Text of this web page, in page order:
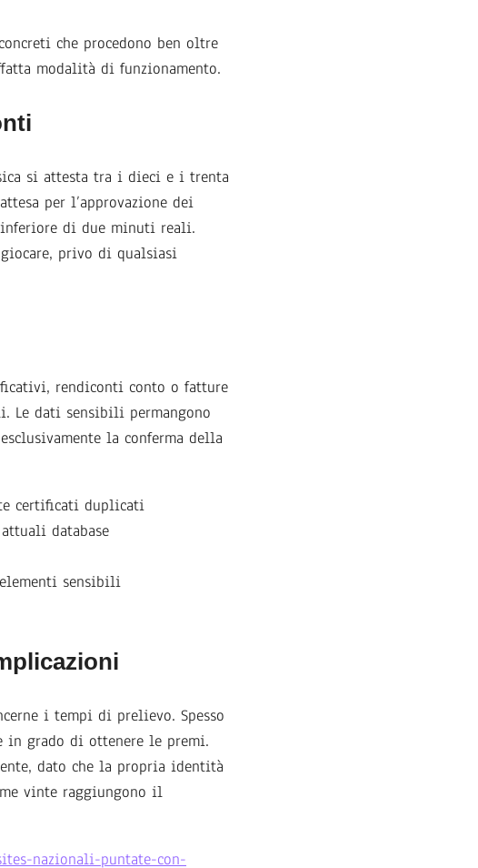
che procedono ben oltre
modalità di funzionamento.
si attesta tra i dieci e i trenta
per l’approvazione dei
inferiore di due minuti reali.
privo di qualsiasi
rendiconti conto o fatture
Le dati sensibili permangono
la conferma della
certificati duplicati
database
sensibili
i tempi di prelievo. Spesso
in grado di ottenere le premi.
dato che la propria identità
vinte raggiungono il
nazionali-puntate-con-